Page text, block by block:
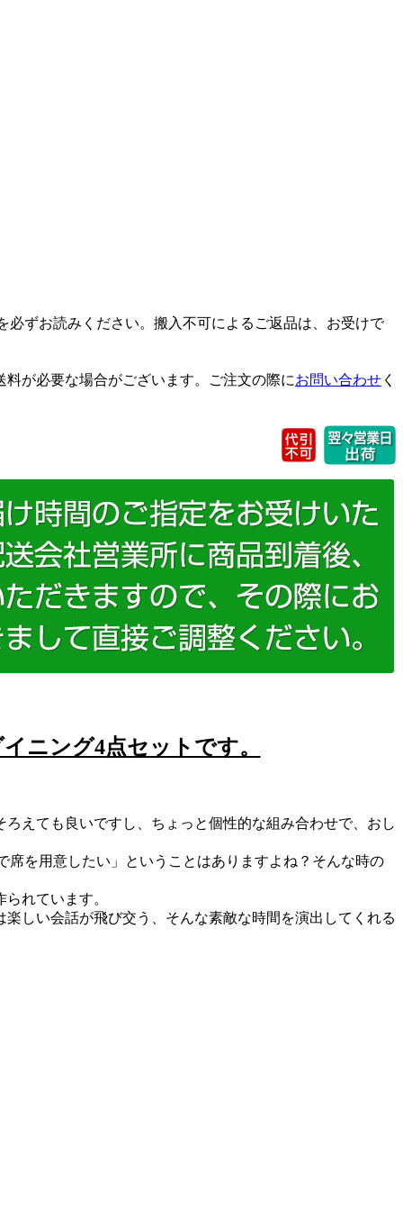
必ずお読みください。搬入不可によるご返品は、お受けで
が必要な場合がございます。ご注文の際にお問い合わせ く
ニング4点セットです。
えても良いですし、ちょっと個性的な組み合わせで、おし
を用意したい」ということはありますよね？そんな時の
れています。
しい会話が飛び交う、そんな素敵な時間を演出してくれる